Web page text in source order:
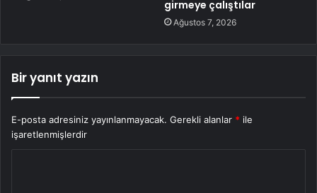
girmeye çalıştılar
Ağustos 7, 2026
Bir yanıt yazın
E-posta adresiniz yayınlanmayacak. Gerekli alanlar * ile
işaretlenmişlerdir